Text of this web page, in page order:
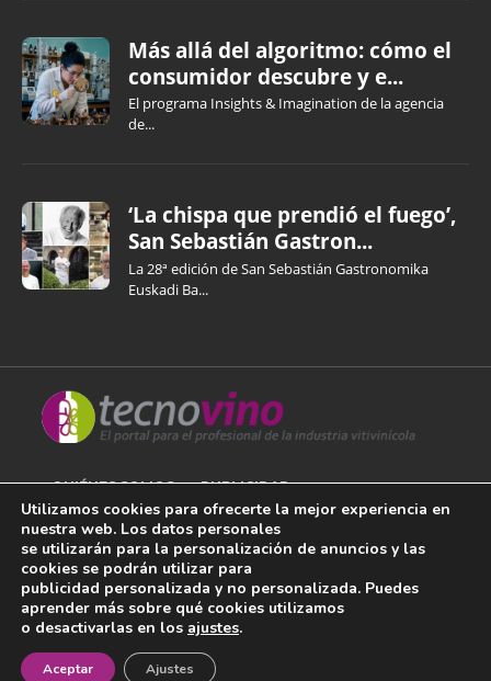
Más allá del algoritmo: cómo el
consumidor descubre y e...
El programa Insights & Imagination de la agencia
de...
‘La chispa que prendió el fuego’,
San Sebastián Gastron...
La 28ª edición de San Sebastián Gastronomika
Euskadi Ba...
QUIÉNES SOMOS PUBLICIDAD
AVISO LEGAL
POLÍTICA DE COOKIES
POLÍTICA DE PRIVACIDAD
CONTACTO¡Newsletter!
Utilizamos cookies para ofrecerte la mejor experiencia en
nuestra web. Los datos personales
se utilizarán para la personalización de anuncios y las
cookies se podrán utilizar para
publicidad personalizada y no personalizada. Puedes
aprender más sobre qué cookies utilizamos
o desactivarlas en los ajustes.
Aceptar Ajustes